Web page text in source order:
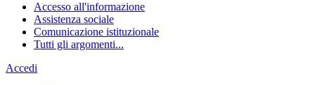
Accesso all'informazione
Assistenza sociale
Comunicazione istituzionale
Tutti gli argomenti...
Accedi